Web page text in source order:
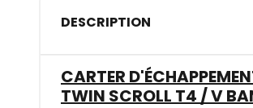
DESCRIPTION
CARTER
TWIN SCROLL T4 / V